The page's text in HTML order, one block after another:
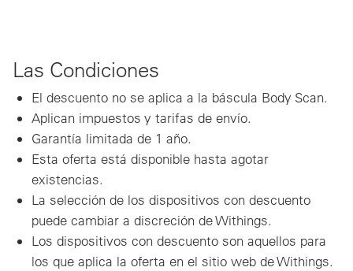
Las Condiciones
El descuento no se aplica a la báscula Body Scan.
Aplican impuestos y tarifas de envío.
Garantía limitada de 1 año.
Esta oferta está disponible hasta agotar
existencias.
La selección de los dispositivos con descuento
puede cambiar a discreción de Withings.
Los dispositivos con descuento son aquellos para
los que aplica la oferta en el sitio web de Withings.